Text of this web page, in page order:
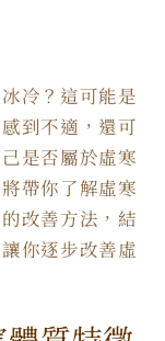
冷？這可能是
到不適，還可
是否屬於虛寒
帶你了解虛寒
改善方法，結
你逐步改善虛